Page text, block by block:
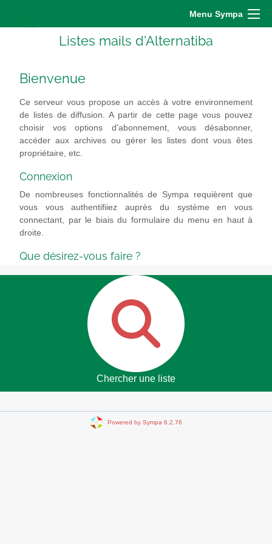
Menu Sympa
Listes mails d'Alternatiba
Bienvenue
Ce serveur vous propose un accès à votre environnement
de listes de diffusion. A partir de cette page vous pouvez
choisir vos options d'abonnement, vous désabonner,
accéder aux archives ou gérer les listes dont vous êtes
propriétaire, etc.
Connexion
De nombreuses fonctionnalités de Sympa requièrent que
vous vous authentifiiez auprès du système en vous
connectant, par le biais du formulaire du menu en haut à
droite.
Que désirez-vous faire ?
Chercher une liste
Powered by Sympa 6.2.76